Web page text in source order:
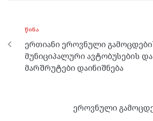
o
o
k
er m p
p
ᲬᲘᲜᲐ
ერთიანი ეროვნული
მუნიციპალური ავტობუსების
მარშრუტები დაინიშნება
ეროვნული